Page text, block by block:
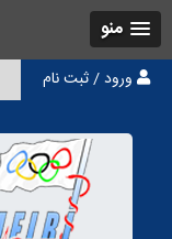
منو
ورود / ثبت نام